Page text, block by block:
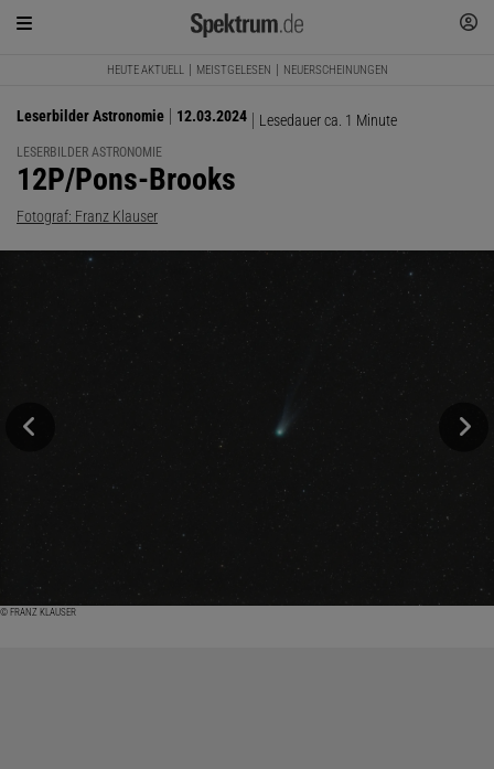
HEUTE AKTUELL MEISTGELESEN NEUERSCHEINUNGEN
Leserbilder Astronomie 12.03.2024 Lesedauer ca. 1 Minute
LESERBILDER ASTRONOMIE
:
12P/Pons-Brooks
Fotograf: Franz Klauser
© FRANZ KLAUSER